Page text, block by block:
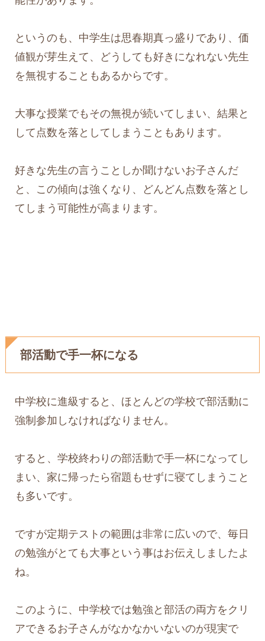
というのも、中学生は思春期真っ盛りであり、価
値観が芽生えて、どうしても好きになれない先生
を無視することもあるからです。
大事な授業でもその無視が続いてしまい、結果と
して点数を落としてしまうこともあります。
好きな先生の言うことしか聞けないお子さんだ
と、この傾向は強くなり、どんどん点数を落とし
てしまう可能性が高まります。
部活動で手一杯になる
中学校に進級すると、ほとんどの学校で部活動に
強制参加しなければなりません。
すると、学校終わりの部活動で手一杯になってし
まい、家に帰ったら宿題もせずに寝てしまうこと
も多いです。
ですが定期テストの範囲は非常に広いので、毎日
の勉強がとても大事という事はお伝えしましたよ
ね。
このように、中学校では勉強と部活の両方をクリ
アできるお子さんがなかなかいないのが現実で